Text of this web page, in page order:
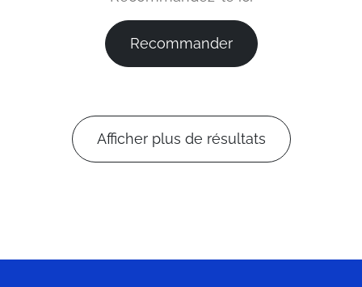
Recommander
Afficher plus de résultats